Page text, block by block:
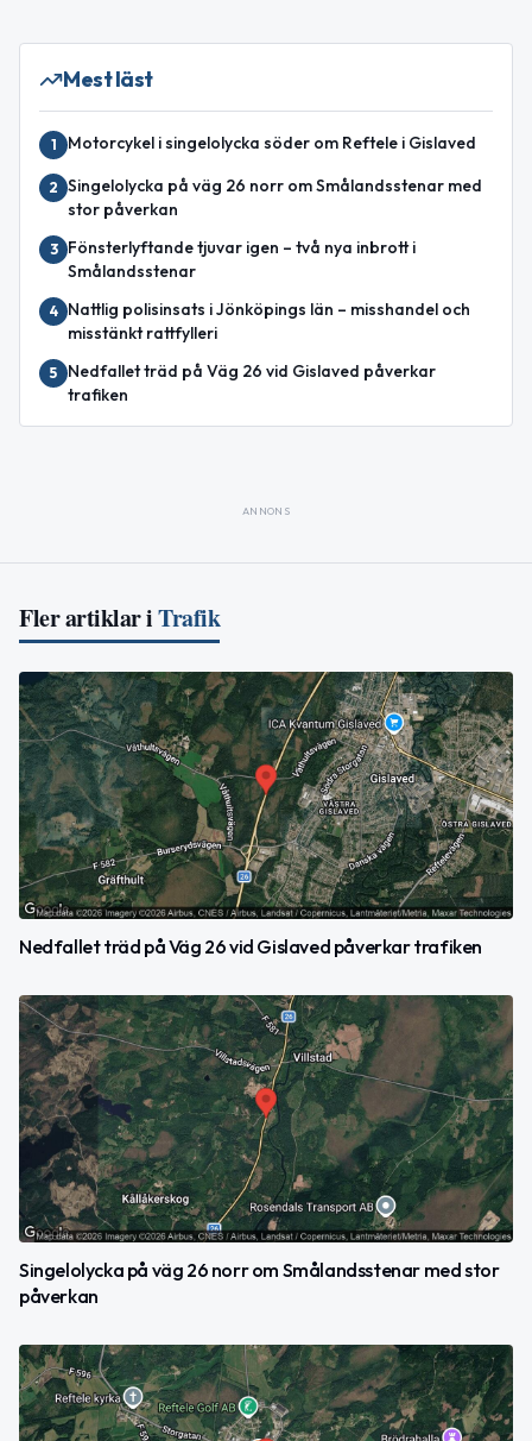
Mest läst
1 Motorcykel i singelolycka söder om Reftele i Gislaved
2 Singelolycka på väg 26 norr om Smålandsstenar med
stor påverkan
3
Fönsterlyftande tjuvar igen – två nya inbrott i
Smålandsstenar
4
Nattlig polisinsats i Jönköpings län – misshandel och
misstänkt rattfylleri
5
Nedfallet träd på Väg 26 vid Gislaved påverkar
trafiken
ANNONS
Fler artiklar iTrafik
Nedfallet träd på Väg 26 vid Gislaved påverkar trafiken
Singelolycka på väg 26 norr om Smålandsstenar med stor
påverkan